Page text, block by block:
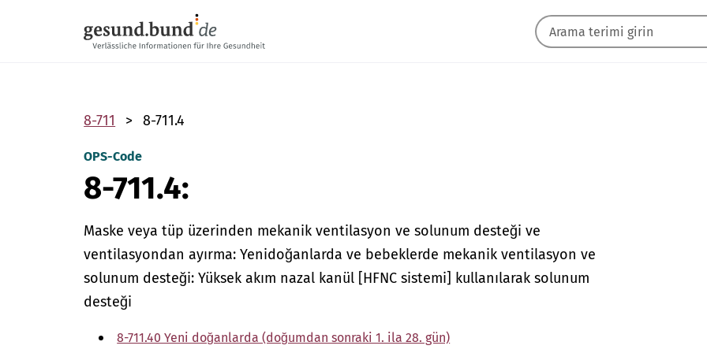
8-711 8-711.4
OPS-Code
8-711.4:
Maske veya tüp üzerinden mekanik ventilasyon ve solunum desteği ve
ventilasyondan ayırma: Yenidoğanlarda ve bebeklerde mekanik ventilasyon ve
solunum desteği: Yüksek akım nazal kanül [HFNC sistemi] kullanılarak solunum
desteği
8-711.40 Yeni doğanlarda (doğumdan sonraki 1. ila 28. gün)